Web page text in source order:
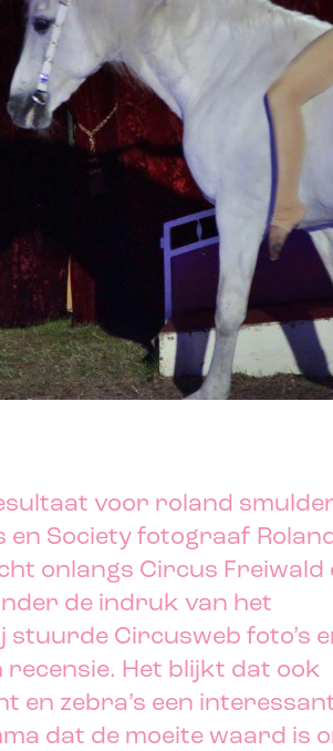
en Society fotograaf
onlangs Circus Freiwald
de indruk van het
stuurde Circusweb foto’s
recensie. Het blijkt dat ook
en zebra’s een
dat de moeite waard is